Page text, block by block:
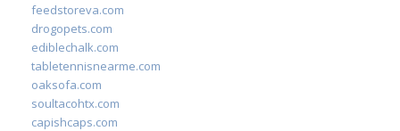
feedstoreva.com
drogopets.com
ediblechalk.com
tabletennisnearme.com
oaksofa.com
soultacohtx.com
capishcaps.com